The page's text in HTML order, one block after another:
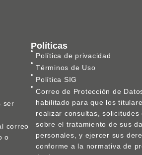
ser
correo
o
Políticas
Política de privacidad
Términos de Uso
Política SIG
Correo de Protección de
habilitado para que los
realizar consultas, solicitudes
sobre el tratamiento de sus
personales, y ejercer sus
conforme a la normativa de